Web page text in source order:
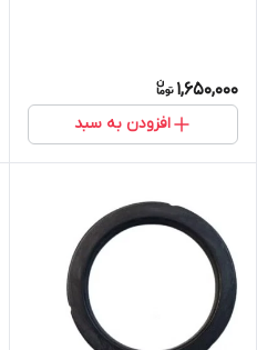
1,650,000
افزودن به سبد